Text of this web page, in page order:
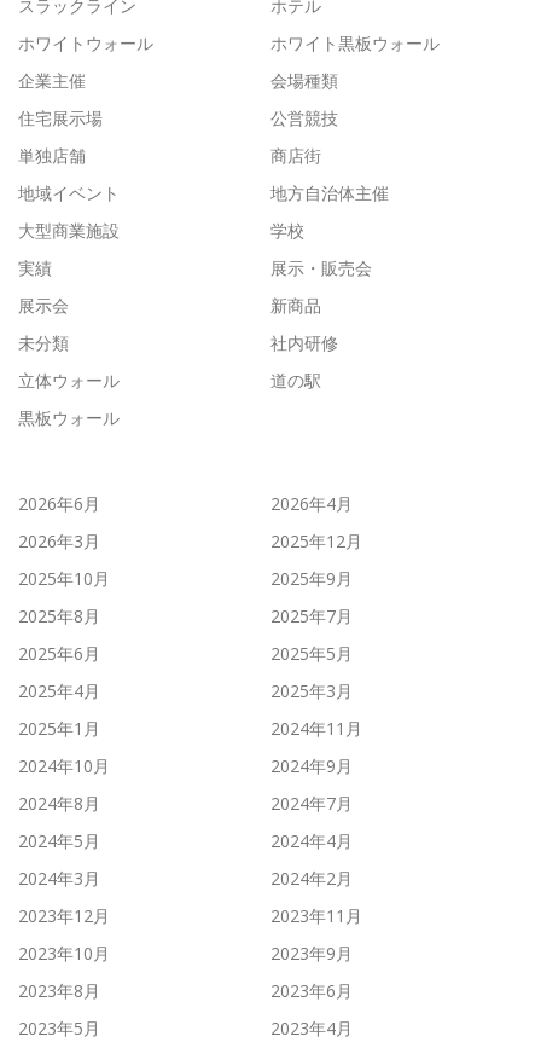
スラックライン
ホテル
ホワイトウォール
ホワイト黒板ウォール
企業主催
会場種類
住宅展示場
公営競技
単独店舗
商店街
地域イベント
地方自治体主催
大型商業施設
学校
実績
展示・販売会
展示会
新商品
未分類
社内研修
立体ウォール
道の駅
黒板ウォール
2026年6月
2026年4月
2026年3月
2025年12月
2025年10月
2025年9月
2025年8月
2025年7月
2025年6月
2025年5月
2025年4月
2025年3月
2025年1月
2024年11月
2024年10月
2024年9月
2024年8月
2024年7月
2024年5月
2024年4月
2024年3月
2024年2月
2023年12月
2023年11月
2023年10月
2023年9月
2023年8月
2023年6月
2023年5月
2023年4月